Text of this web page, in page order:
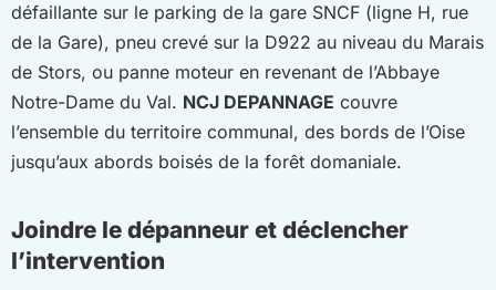
défaillante sur le parking de la gare SNCF (ligne H, rue
de la Gare), pneu crevé sur la D922 au niveau du Marais
de Stors, ou panne moteur en revenant de l’Abbaye
Notre-Dame du Val. NCJ DEPANNAGE couvre
l’ensemble du territoire communal, des bords de l’Oise
jusqu’aux abords boisés de la forêt domaniale.
Joindre le dépanneur et déclencher
l’intervention